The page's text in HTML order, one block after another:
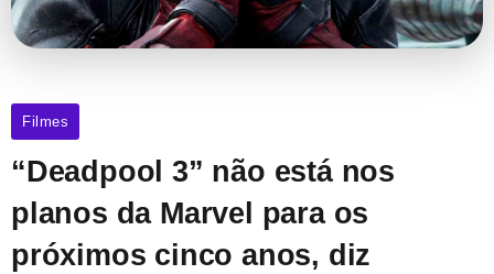
Filmes
“Deadpool 3” não está nos
planos da Marvel para os
próximos cinco anos, diz